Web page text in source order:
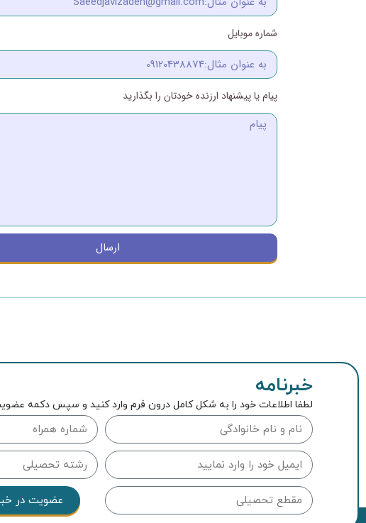
شماره موبایل
پیام یا پیشنهاد ارزنده خودتان را بگذارید
ارسال
خبرنامه
لطفا اطلاعات خود را به شکل کامل درون فرم وارد کنید و سپس دکمه عضویت
عضویت در